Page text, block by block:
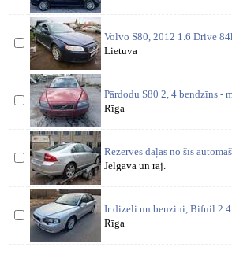
Volvo S80, 2012 1.6 Drive
Lietuva
Pārdodu S80 2, 4 bendzīns -
Rīga
Rezerves daļas no šīs
Jelgava un raj.
Ir dizeli un benzini, Bifuil 2.4
Rīga